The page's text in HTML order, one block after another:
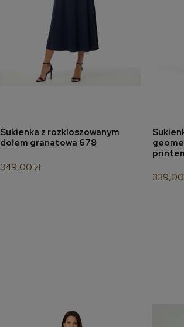
dodaj do koszyka
Sukienka z rozkloszowanym
dołem granatowa 678
349,00 zł
339,00